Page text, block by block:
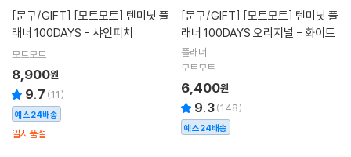
[문구/GIFT]
래너 100DAYS - 샤인피치
모트모트
8,900원
9.7 (11)
예스24배송
일시품절
[문구/GIFT]
래너 100DAYS 오리지널 - 화이트
플래너
모트모트
6,400원
9.3(148)
예스24배송